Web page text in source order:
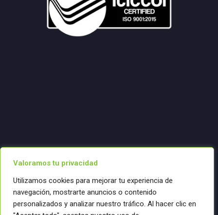
Valoramos tu privacidad
Utilizamos cookies para mejorar tu experiencia de
navegación, mostrarte anuncios o contenido
personalizados y analizar nuestro tráfico. Al hacer clic en